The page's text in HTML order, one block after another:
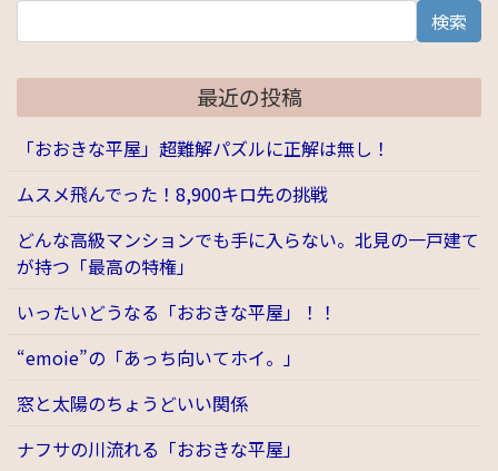
検索
最近の投稿
「おおきな平屋」超難解パズルに正解は無し！
ムスメ飛んでった！8,900キロ先の挑戦
どんな高級マンションでも手に入らない。北見の一戸建て
が持つ「最高の特権」
いったいどうなる「おおきな平屋」！！
“emoie”の「あっち向いてホイ。」
窓と太陽のちょうどいい関係
ナフサの川流れる「おおきな平屋」